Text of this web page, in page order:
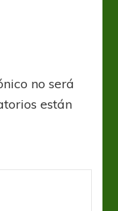
no será
están